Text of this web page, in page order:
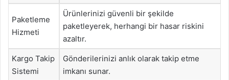
Paketleme
Hizmeti
Ürünlerinizi güvenli bir şekilde
paketleyerek, herhangi bir hasar riskini
azaltır.
Kargo Takip
Sistemi
Gönderilerinizi anlık olarak takip etme
imkanı sunar.